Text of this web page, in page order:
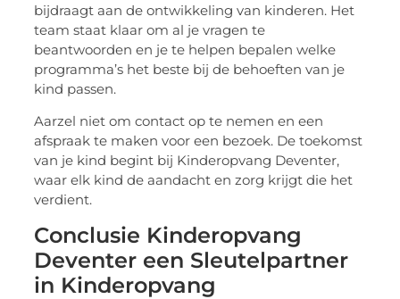
bijdraagt aan de ontwikkeling van kinderen. Het
team staat klaar om al je vragen te
beantwoorden en je te helpen bepalen welke
programma’s het beste bij de behoeften van je
kind passen.
Aarzel niet om contact op te nemen en een
afspraak te maken voor een bezoek. De toekomst
van je kind begint bij Kinderopvang Deventer,
waar elk kind de aandacht en zorg krijgt die het
verdient.
Conclusie Kinderopvang
Deventer een Sleutelpartner
in Kinderopvang